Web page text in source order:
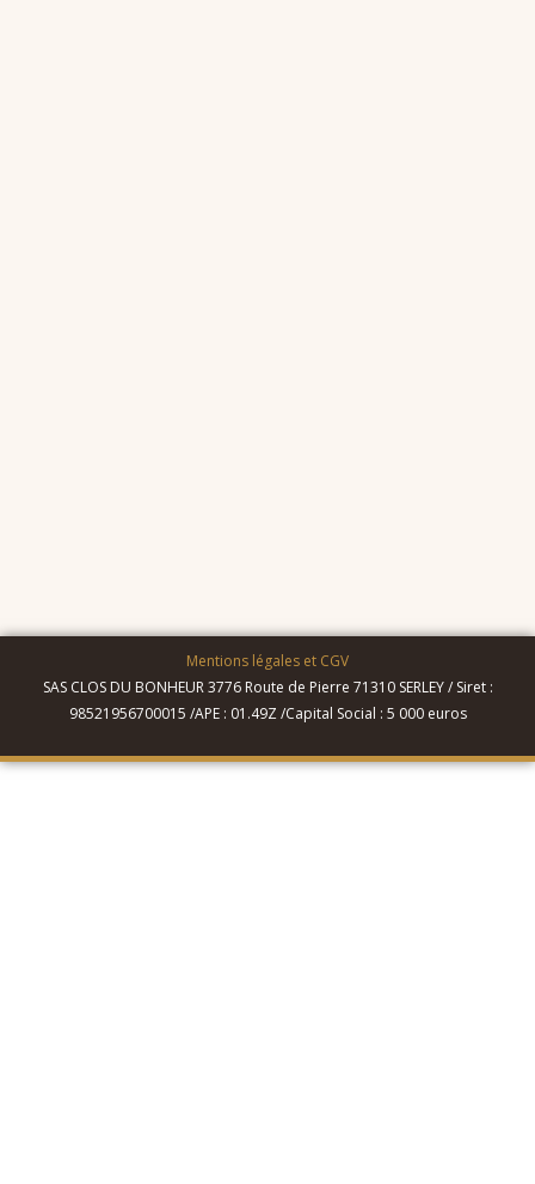
Mentions légales et CGV
SAS CLOS DU BONHEUR 3776 Route de Pierre 71310 SERLEY / Siret :
98521956700015 /APE : 01.49Z /Capital Social : 5 000 euros